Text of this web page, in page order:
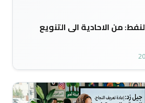
من الاحادية الى التنويع